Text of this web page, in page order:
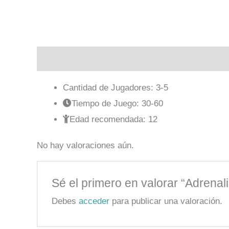
Cantidad de Jugadores: 3-5
Tiempo de Juego: 30-60
Edad recomendada: 12
No hay valoraciones aún.
Sé el primero en valorar
Debesacceder para publicar una valoración.